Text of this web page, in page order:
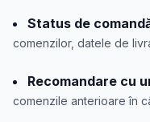
Status de
comenzilor, datele de
Recomandare cu
comenzile anterioare în